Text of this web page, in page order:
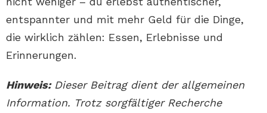
entspannter und mit mehr Geld für die Dinge,
die wirklich zählen: Essen, Erlebnisse und
Erinnerungen.
Hinweis:Dieser Beitrag dient der allgemeinen
Information. Trotz sorgfältiger Recherche